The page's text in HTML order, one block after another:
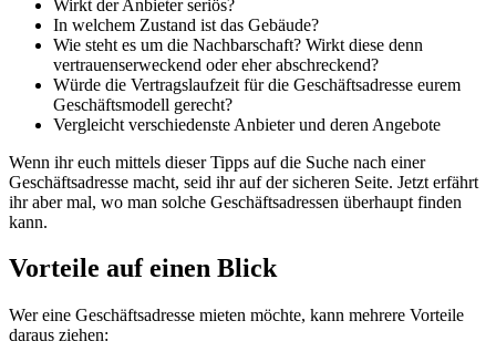
Wirkt der Anbieter seriös?
In welchem Zustand ist das Gebäude?
Wie steht es um die Nachbarschaft? Wirkt diese denn
vertrauenserweckend oder eher abschreckend?
Würde die Vertragslaufzeit für die Geschäftsadresse eurem
Geschäftsmodell gerecht?
Vergleicht verschiedenste Anbieter und deren Angebote
Wenn ihr euch mittels dieser Tipps auf die Suche nach einer
Geschäftsadresse macht, seid ihr auf der sicheren Seite. Jetzt erfährt
ihr aber mal, wo man solche Geschäftsadressen überhaupt finden
kann.
Vorteile auf einen Blick
Wer eine Geschäftsadresse mieten möchte, kann mehrere Vorteile
daraus ziehen: